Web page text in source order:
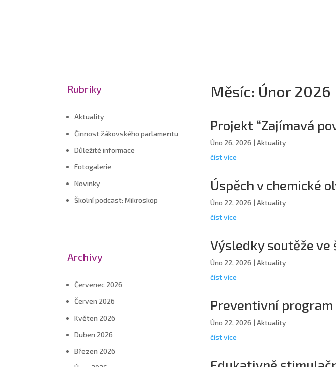
Rubriky
Aktuality
Činnost žákovského parlamentu
Důležité informace
Fotogalerie
Novinky
Školní podcast: Mikroskop
Archivy
Červenec 2026
Červen 2026
Květen 2026
Duben 2026
Březen 2026
Měsíc: Únor 2026
Projekt “Zajímavá
Úno 26, 2026 | Aktuality
číst více
Úspěch v chemické
Úno 22, 2026 | Aktuality
číst více
Výsledky soutěže ve
Úno 22, 2026 | Aktuality
číst více
Preventivní program
Úno 22, 2026 | Aktuality
číst více